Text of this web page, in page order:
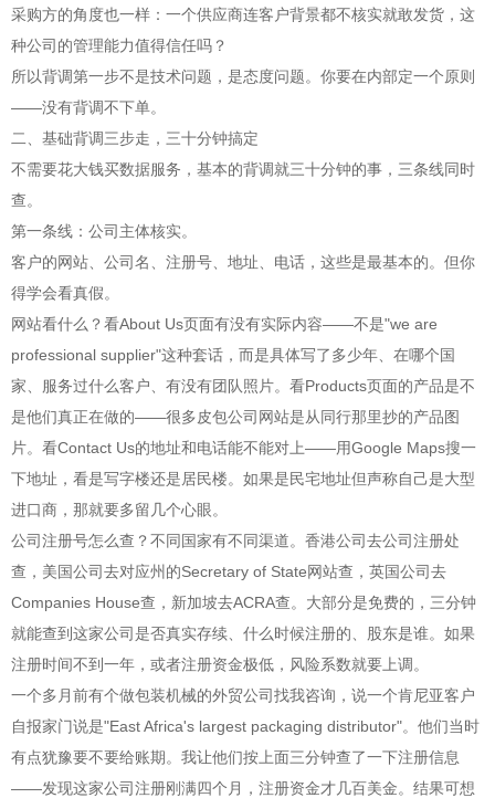
采购方的角度也一样：一个供应商连客户背景都不核实就敢发货，这
种公司的管理能力值得信任吗？
所以背调第一步不是技术问题，是态度问题。你要在内部定一个原则
——没有背调不下单。
二、基础背调三步走，三十分钟搞定
不需要花大钱买数据服务，基本的背调就三十分钟的事，三条线同时
查。
第一条线：公司主体核实。
客户的网站、公司名、注册号、地址、电话，这些是最基本的。但你
得学会看真假。
网站看什么？看About Us页面有没有实际内容——不是"we are
professional supplier"这种套话，而是具体写了多少年、在哪个国
家、服务过什么客户、有没有团队照片。看Products页面的产品是不
是他们真正在做的——很多皮包公司网站是从同行那里抄的产品图
片。看Contact Us的地址和电话能不能对上——用Google Maps搜一
下地址，看是写字楼还是居民楼。如果是民宅地址但声称自己是大型
进口商，那就要多留几个心眼。
公司注册号怎么查？不同国家有不同渠道。香港公司去公司注册处
查，美国公司去对应州的Secretary of State网站查，英国公司去
Companies House查，新加坡去ACRA查。大部分是免费的，三分钟
就能查到这家公司是否真实存续、什么时候注册的、股东是谁。如果
注册时间不到一年，或者注册资金极低，风险系数就要上调。
一个多月前有个做包装机械的外贸公司找我咨询，说一个肯尼亚客户
自报家门说是"East Africa's largest packaging distributor"。他们当时
有点犹豫要不要给账期。我让他们按上面三分钟查了一下注册信息
——发现这家公司注册刚满四个月，注册资金才几百美金。结果可想